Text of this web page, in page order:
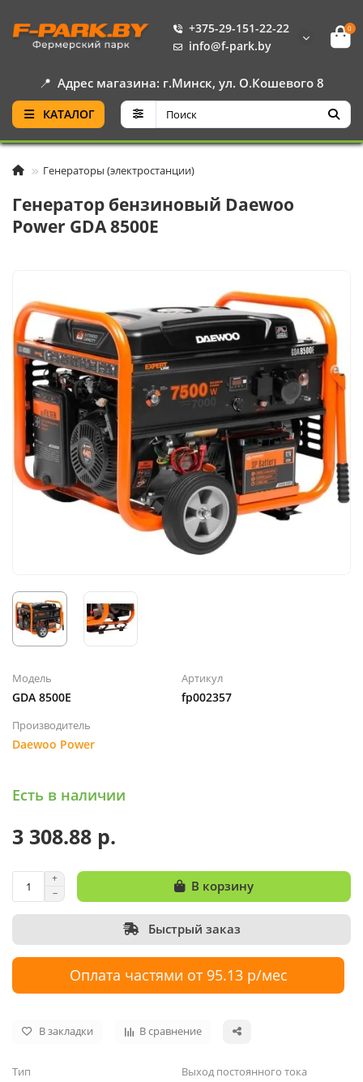
+375-29-151-22-22
info@f-park.by
0
📍 Адрес магазина: г.Минск, ул. О.Кошевого 8
КАТАЛОГ
Генераторы (электростанции)
Генератор бензиновый Daewoo
Power GDA 8500E
Модель
GDA 8500E
Артикул
fp002357
Производитель
Daewoo Power
Есть в наличии
3 308.88 р.
В корзину
Быстрый заказ
Оплата частями от 95.13 р/мес
В закладки В сравнение
Тип Выход постоянного тока